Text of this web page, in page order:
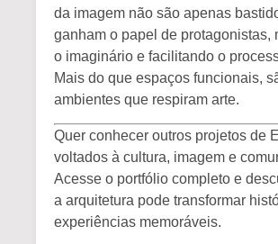
da imagem não são apenas
ganham o papel de protagonistas,
o imaginário e facilitando o
Mais do que espaços funcionais,
ambientes que respiram arte.
Quer conhecer outros projetos de
voltados à cultura, imagem e
Acesse o portfólio completo e
a arquitetura pode transformar
experiências memoráveis.